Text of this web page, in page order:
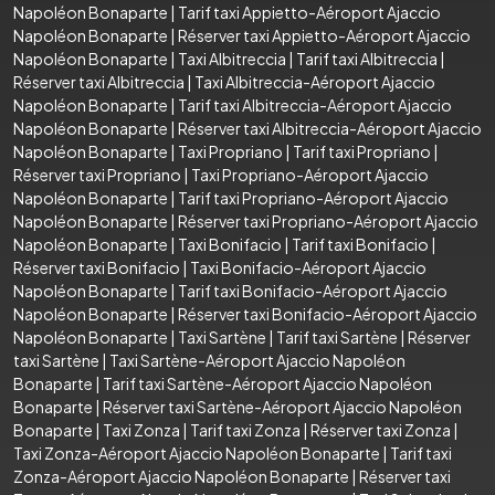
Napoléon Bonaparte | Tarif taxi Appietto-Aéroport Ajaccio
Napoléon Bonaparte | Réserver taxi Appietto-Aéroport Ajaccio
Napoléon Bonaparte | Taxi Albitreccia | Tarif taxi Albitreccia |
Réserver taxi Albitreccia | Taxi Albitreccia-Aéroport Ajaccio
Napoléon Bonaparte | Tarif taxi Albitreccia-Aéroport Ajaccio
Napoléon Bonaparte | Réserver taxi Albitreccia-Aéroport Ajaccio
Napoléon Bonaparte | Taxi Propriano | Tarif taxi Propriano |
Réserver taxi Propriano | Taxi Propriano-Aéroport Ajaccio
Napoléon Bonaparte | Tarif taxi Propriano-Aéroport Ajaccio
Napoléon Bonaparte | Réserver taxi Propriano-Aéroport Ajaccio
Napoléon Bonaparte | Taxi Bonifacio | Tarif taxi Bonifacio |
Réserver taxi Bonifacio | Taxi Bonifacio-Aéroport Ajaccio
Napoléon Bonaparte | Tarif taxi Bonifacio-Aéroport Ajaccio
Napoléon Bonaparte | Réserver taxi Bonifacio-Aéroport Ajaccio
Napoléon Bonaparte | Taxi Sartène | Tarif taxi Sartène | Réserver
taxi Sartène | Taxi Sartène-Aéroport Ajaccio Napoléon
Bonaparte | Tarif taxi Sartène-Aéroport Ajaccio Napoléon
Bonaparte | Réserver taxi Sartène-Aéroport Ajaccio Napoléon
Bonaparte | Taxi Zonza | Tarif taxi Zonza | Réserver taxi Zonza |
Taxi Zonza-Aéroport Ajaccio Napoléon Bonaparte | Tarif taxi
Zonza-Aéroport Ajaccio Napoléon Bonaparte | Réserver taxi